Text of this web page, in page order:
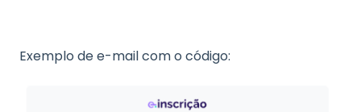
Exemplo de e-mail com o código: